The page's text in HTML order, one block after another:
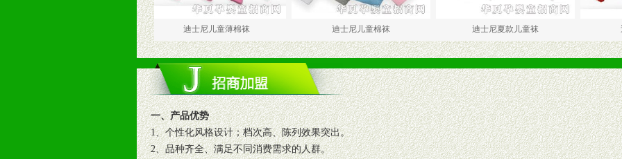
迪士尼儿童薄棉袜 迪士尼儿童棉袜 迪士尼夏款儿童袜 迪斯尼宝
一、产品优势
1、个性化风格设计；档次高、陈列效果突出。
2、品种齐全、满足不同消费需求的人群。